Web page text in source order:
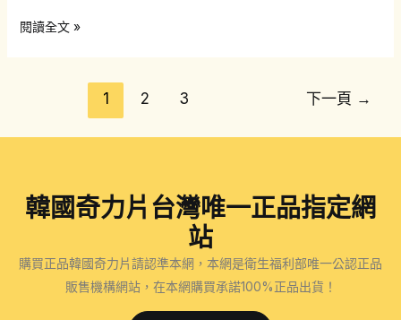
賴？
效
陰
莖
二
發
使
壯
是
會
閱讀全文 »
分
1 2 3 下一頁 →
韓國奇力片台灣唯一正品指定網
站
購買正品韓國奇力片請認準本網，本網是衛生福利部唯一公認正品
販售機構網站，在本網購買承諾100%正品出貨！